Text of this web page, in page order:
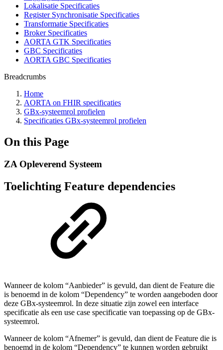
Lokalisatie Specificaties
Register Synchronisatie Specificaties
Transformatie Specificaties
Broker Specificaties
AORTA GTK Specificaties
GBC Specificaties
AORTA GBC Specificaties
Breadcrumbs
Home
AORTA on FHIR specificaties
GBx-systeemrol profielen
Specificaties GBx-systeemrol profielen
On this Page
ZA Opleverend Systeem
Toelichting Feature dependencies
Wanneer de kolom “Aanbieder” is gevuld, dan dient de Feature die
is benoemd in de kolom “Dependency” te worden aangeboden door
deze GBx-systeemrol. In deze situatie zijn zowel een interface
specificatie als een use case specificatie van toepassing op de GBx-
systeemrol.
Wanneer de kolom “Afnemer” is gevuld, dan dient de Feature die is
benoemd in de kolom “Dependency” te kunnen worden gebruikt